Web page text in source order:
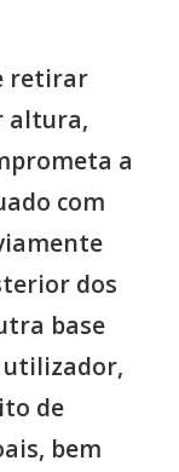
retirar
altura,
a
com
dos
base
utilizador,
de
bem